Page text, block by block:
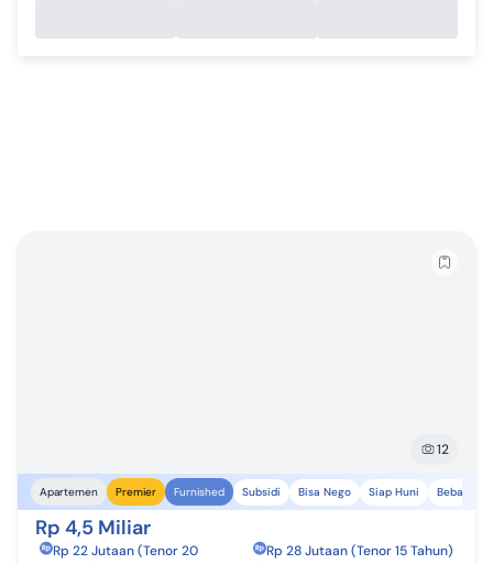
12
Apartemen Premier Furnished Subsidi Bisa Nego Siap Huni Bebas
Rp 4,5 Miliar
Rp 22 Jutaan (Tenor 20
Rp 28 Jutaan (Tenor 15 Tahun)